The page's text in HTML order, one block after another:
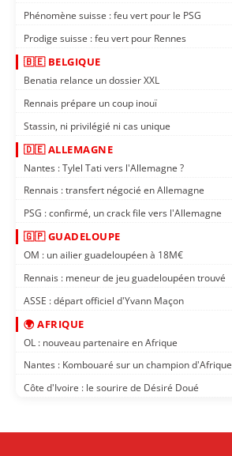
Phénomène suisse : feu vert pour le PSG
Prodige suisse : feu vert pour Rennes
🇧🇪 BELGIQUE
Benatia relance un dossier XXL
Rennais prépare un coup inouï
Stassin, ni privilégié ni cas unique
🇩🇪 ALLEMAGNE
Nantes : Tylel Tati vers l'Allemagne ?
Rennais : transfert négocié en Allemagne
PSG : confirmé, un crack file vers l'Allemagne
🇬🇵 GUADELOUPE
OM : un ailier guadeloupéen à 18M€
Rennais : meneur de jeu guadeloupéen trouvé
ASSE : départ officiel d'Yvann Maçon
🌍 AFRIQUE
OL : nouveau partenaire en Afrique
Nantes : Kombouaré sur un champion d'Afrique
Côte d'Ivoire : le sourire de Désiré Doué